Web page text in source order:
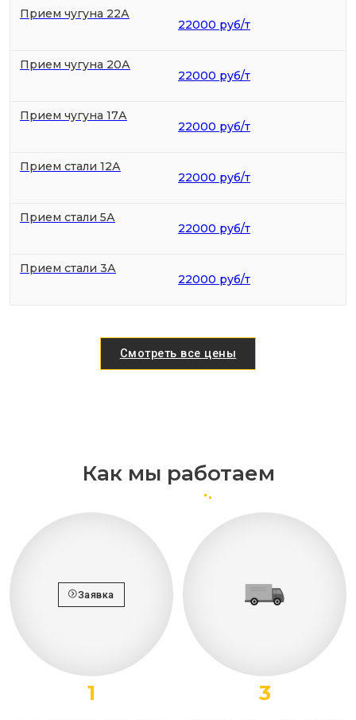
Прием чугуна 22А
22000 руб/т
Прием чугуна 20А
22000 руб/т
Прием чугуна 17А
22000 руб/т
Прием стали 12А
22000 руб/т
Прием стали 5А
22000 руб/т
Прием стали 3А
22000 руб/т
Смотреть все цены
Как мы работаем
Заявка
1 3